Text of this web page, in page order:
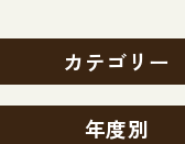
カテゴリー
年度別